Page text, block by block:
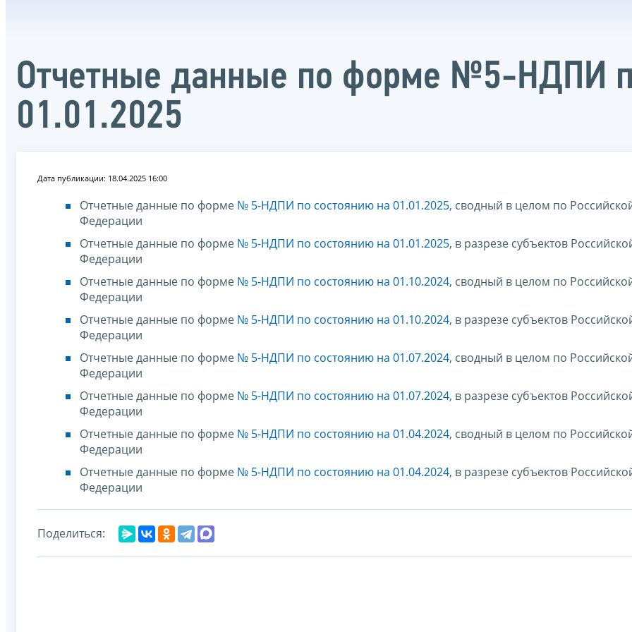
Отчетные данные по форме №5-НДПИ
01.01.2025
Дата публикации: 18.04.2025 16:00
Отчетные данные по форме № 5-НДПИ по состоянию на 01.01.2025, сводный в целом по
Федерации
Отчетные данные по форме № 5-НДПИ по состоянию на 01.01.2025, в разрезе субъектов
Федерации
Отчетные данные по форме № 5-НДПИ по состоянию на 01.10.2024, сводный в целом по
Федерации
Отчетные данные по форме № 5-НДПИ по состоянию на 01.10.2024, в разрезе субъектов
Федерации
Отчетные данные по форме № 5-НДПИ по состоянию на 01.07.2024, сводный в целом по
Федерации
Отчетные данные по форме № 5-НДПИ по состоянию на 01.07.2024, в разрезе субъектов
Федерации
Отчетные данные по форме № 5-НДПИ по состоянию на 01.04.2024, сводный в целом по
Федерации
Отчетные данные по форме № 5-НДПИ по состоянию на 01.04.2024, в разрезе субъектов
Федерации
Поделиться: